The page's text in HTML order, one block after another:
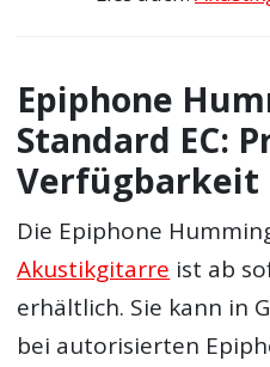
Epiphone
Standard EC:
Verfügbarkeit
Die Epiphone
Akustikgitarre ist ab
erhältlich. Sie kann in
bei autorisierten